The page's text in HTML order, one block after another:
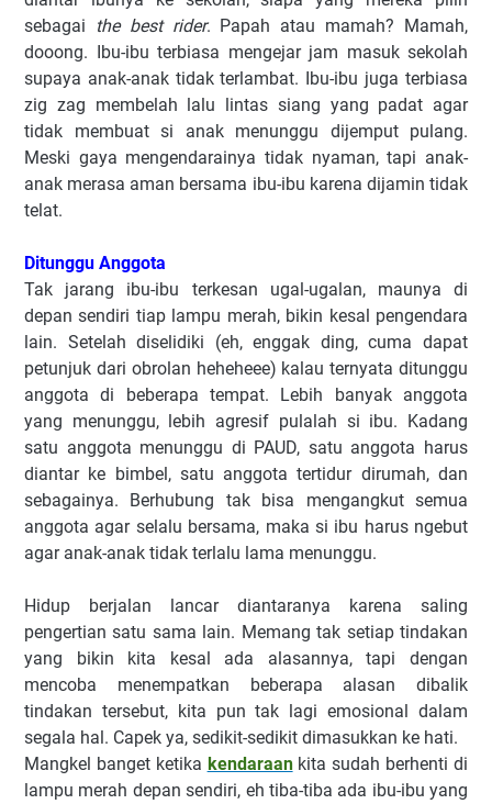
sebagai
the best rider. Papah atau mamah? Mamah,
dooong. Ibu-ibu terbiasa mengejar jam masuk sekolah
supaya anak-anak tidak terlambat. Ibu-ibu juga terbiasa
zig zag membelah lalu lintas siang yang padat agar
tidak membuat si anak menunggu dijemput pulang.
Meski gaya mengendarainya tidak nyaman, tapi anak-
anak merasa aman bersama ibu-ibu karena dijamin tidak
telat.
Ditunggu Anggota
Tak jarang ibu-ibu terkesan ugal-ugalan, maunya di
depan sendiri tiap lampu merah, bikin kesal pengendara
lain. Setelah diselidiki (eh, enggak ding, cuma dapat
petunjuk dari obrolan heheheee) kalau ternyata ditunggu
anggota di beberapa tempat. Lebih banyak anggota
yang menunggu, lebih agresif pulalah si ibu. Kadang
satu anggota menunggu di PAUD, satu anggota harus
diantar ke bimbel, satu anggota tertidur dirumah, dan
sebagainya. Berhubung tak bisa mengangkut semua
anggota agar selalu bersama, maka si ibu harus ngebut
agar anak-anak tidak terlalu lama menunggu.
Hidup berjalan lancar diantaranya karena saling
pengertian satu sama lain. Memang tak setiap tindakan
yang bikin kita kesal ada alasannya, tapi dengan
mencoba menempatkan beberapa alasan dibalik
tindakan tersebut, kita pun tak lagi emosional dalam
segala hal. Capek ya, sedikit-sedikit dimasukkan ke hati.
Mangkel banget ketika kendaraankita sudah berhenti di
lampu merah depan sendiri, eh tiba-tiba ada ibu-ibu yang